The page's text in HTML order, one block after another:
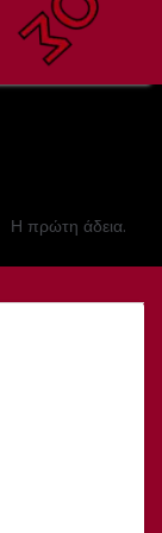
Η πρώτη άδεια.